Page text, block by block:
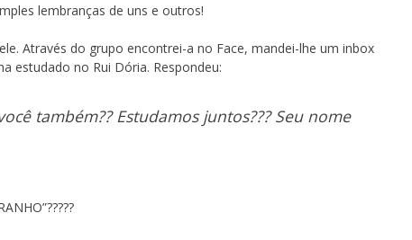
lembranças de uns e outros!
Através do grupo encontrei-a no Face, mandei-lhe um inbox
estudado no Rui Dória. Respondeu:
também?? Estudamos juntos??? Seu nome